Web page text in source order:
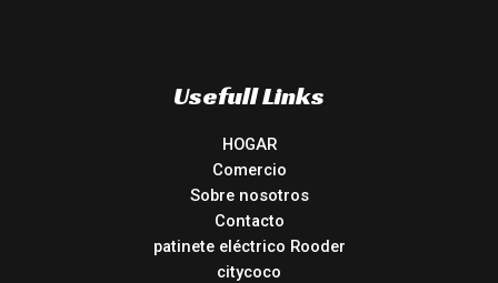
Usefull Links
HOGAR
Comercio
Sobre nosotros
Contacto
patinete eléctrico Rooder
citycoco